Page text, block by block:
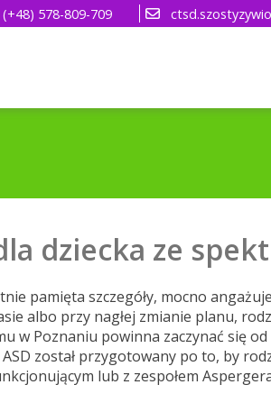
(+48) 578-809-709
dziecka ze
pamięta szczegóły, mocno
albo przy nagłej zmianie planu,
w Poznaniu powinna zaczynać się
ASD został przygotowany po to, by
lub z zespołem